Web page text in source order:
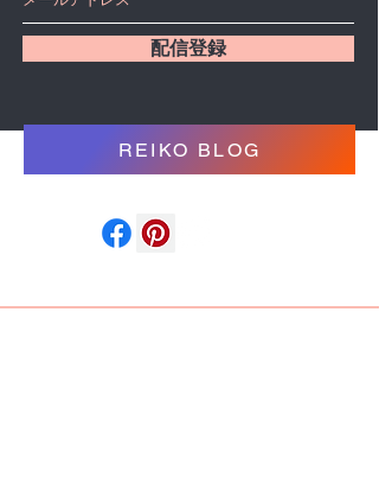
配信登録
REIKO BLOG